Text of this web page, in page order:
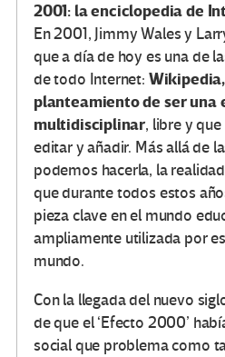
2001: la enciclopedia de
En 2001, Jimmy Wales y
que a día de hoy es una de
de todo Internet:
planteamiento de ser una
multidisciplinar, libre y
editar y añadir. Más allá de
podemos hacerla, la
que durante todos estos
pieza clave en el mundo
ampliamente utilizada por
mundo.
Con la llegada del nuevo
de que el ‘Efecto 2000’
social que problema como